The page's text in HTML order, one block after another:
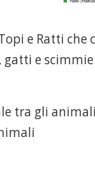
e Ratti
e
tra gli